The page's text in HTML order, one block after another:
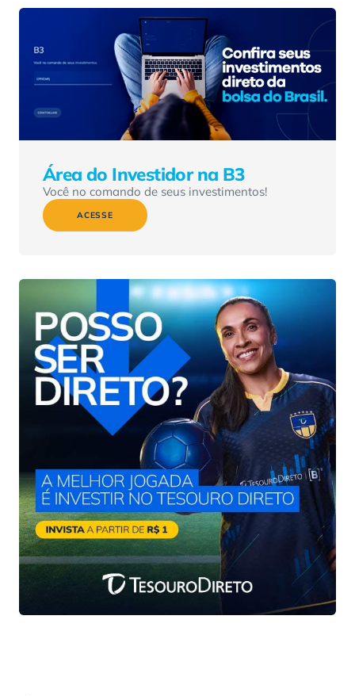
Área do Investidor na B3
Você no comando de seus investimentos!
ACESSE